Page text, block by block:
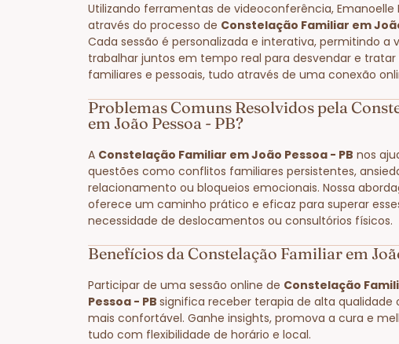
Utilizando ferramentas de videoconferência, Emanoelle
através do processo de Constelação Familiar em
Cada sessão é personalizada e interativa, permitindo a
trabalhar juntos em tempo real para desvendar e tratar
familiares e pessoais, tudo através de uma conexão
Problemas Comuns Resolvidos pela
em João Pessoa - PB?
A Constelação Familiar em João Pessoa - PB nos
questões como conflitos familiares persistentes,
relacionamento ou bloqueios emocionais. Nossa
oferece um caminho prático e eficaz para superar
necessidade de deslocamentos ou consultórios físicos.
Benefícios da Constelação Familiar em
Participar de uma sessão online de Constelação
Pessoa - PB significa receber terapia de alta qualidade
mais confortável. Ganhe insights, promova a cura e
tudo com flexibilidade de horário e local.